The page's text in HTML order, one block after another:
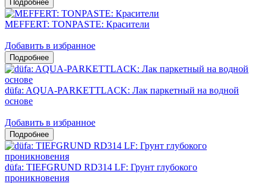
MEFFERT: TONPASTE: Красители
Добавить в избранное
düfa: AQUA-PARKETTLACK: Лак паркетный на водной
основе
Добавить в избранное
düfa: TIEFGRUND RD314 LF: Грунт глубокого
проникновения